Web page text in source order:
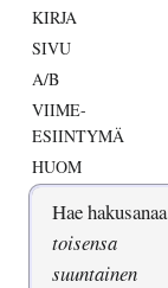
KIRJA
SIVU
A/B
VIIME-
ESIINTYMÄ
HUOM
Hae hakusanaa
toisensa
suuntainen